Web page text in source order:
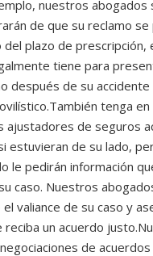
nuestros abogados
de que su reclamo
plazo de prescripción,
tiene para
después de su accidente
tenga en
ajustadores de seguros
estuvieran de su lado,
le pedirán información
caso. Nuestros
valiance de su caso y
reciba un acuerdo
de acuerdos